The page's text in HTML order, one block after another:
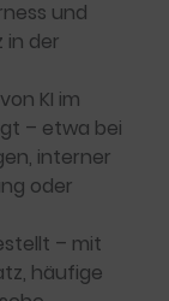
und
in der
KI im
– etwa bei
interner
oder
– mit
häufige